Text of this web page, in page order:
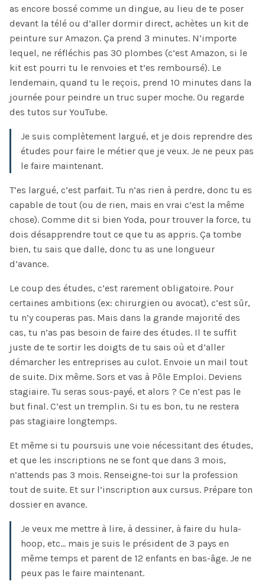
as encore bossé comme un dingue, au lieu de te poser
devant la télé ou d’aller dormir direct, achètes un kit de
peinture sur Amazon. Ça prend 3 minutes. N’importe
lequel, ne réfléchis pas 30 plombes (c’est Amazon, si le
kit est pourri tu le renvoies et t’es remboursé). Le
lendemain, quand tu le reçois, prend 10 minutes dans la
journée pour peindre un truc super moche. Ou regarde
des tutos sur YouTube.
Je suis complètement largué, et je dois reprendre des
études pour faire le métier que je veux. Je ne peux pas
le faire maintenant.
T’es largué, c’est parfait. Tu n’as rien à perdre, donc tu es
capable de tout (ou de rien, mais en vrai c’est la même
chose). Comme dit si bien Yoda, pour trouver la force, tu
dois désapprendre tout ce que tu as appris. Ça tombe
bien, tu sais que dalle, donc tu as une longueur
d’avance.
Le coup des études, c’est rarement obligatoire. Pour
certaines ambitions (ex: chirurgien ou avocat), c’est sûr,
tu n’y couperas pas. Mais dans la grande majorité des
cas, tu n’as pas besoin de faire des études. Il te suffit
juste de te sortir les doigts de tu sais où et d’aller
démarcher les entreprises au culot. Envoie un mail tout
de suite. Dix même. Sors et vas à Pôle Emploi. Deviens
stagiaire. Tu seras sous-payé, et alors ? Ce n’est pas le
but final. C’est un tremplin. Si tu es bon, tu ne restera
pas stagiaire longtemps.
Et même si tu poursuis une voie nécessitant des études,
et que les inscriptions ne se font que dans 3 mois,
n’attends pas 3 mois. Renseigne-toi sur la profession
tout de suite. Et sur l’inscription aux cursus. Prépare ton
dossier en avance.
Je veux me mettre à lire, à dessiner, à faire du hula-
hoop, etc… mais je suis le président de 3 pays en
même temps et parent de 12 enfants en bas-âge. Je ne
peux pas le faire maintenant.